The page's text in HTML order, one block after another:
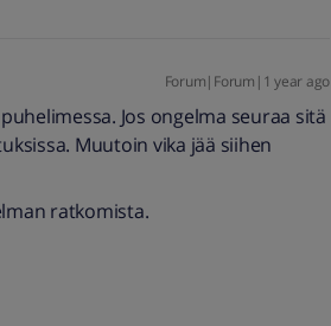
Forum|Forum|1 year ago
Jos ongelma seuraa sitä
Muutoin vika jää siihen
ratkomista.